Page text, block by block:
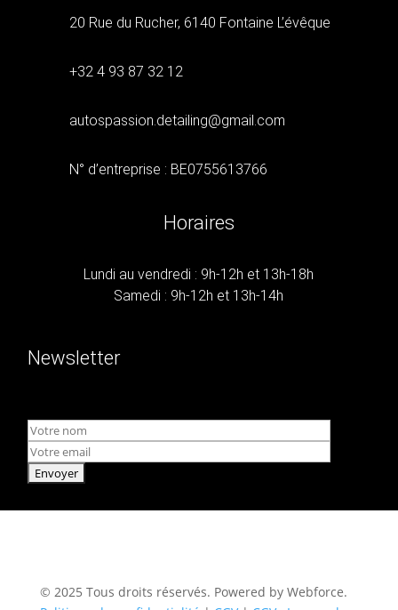
20 Rue du Rucher, 6140 Fontaine L’évêque
+32 4 93 87 32 12
autospassion.detailing@gmail.com
N° d’entreprise : BE0755613766
Horaires
Lundi au vendredi : 9h-12h et 13h-18h
Samedi : 9h-12h et 13h-14h
Newsletter
© 2025 Tous droits réservés. Powered by Webforce.